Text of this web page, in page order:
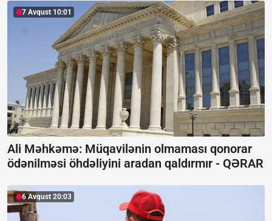
7 Avqust 10:01
Ali Məhkəmə: Müqavilənin olmaması qonorar
ödənilməsi öhdəliyini aradan qaldırmır - QƏRAR
6 Avqust 20:03